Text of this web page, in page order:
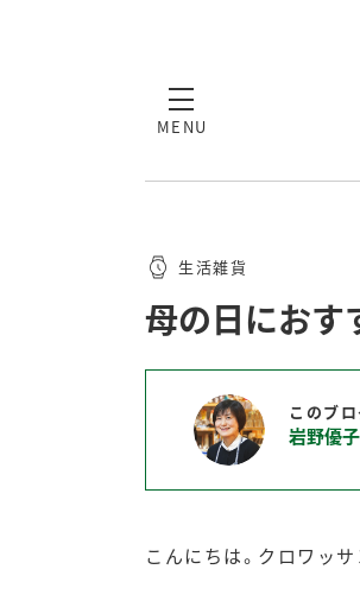
MENU
生活雑貨
母の日におす
このブ
岩野優子
こんにちは。クロワッ